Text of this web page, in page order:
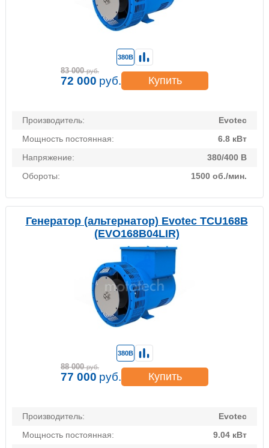
Производитель:
Evotec
Мощность постоянная:
6.8 кВт
Напряжение:
380/400 В
Обороты:
1500 об./мин.
380В
83 000 руб.
72 000 руб. Купить
Генератор (альтернатор) Evotec TCU168B
(EVO168B04LIR)
Производитель:
Evotec
Мощность постоянная:
9.04 кВт
380В
88 000 руб.
77 000 руб. Купить